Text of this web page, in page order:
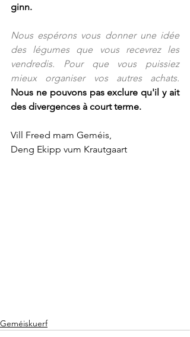
ginn.
Nous espérons vous donner une idée
des légumes que vous recevrez les
vendredis. Pour que vous puissiez
Nous ne pouvons pas exclure qu'il y ait
des divergences à court terme.
Vill Freed mam Geméis,
Deng Ekipp vum Krautgaart
Geméiskuerf